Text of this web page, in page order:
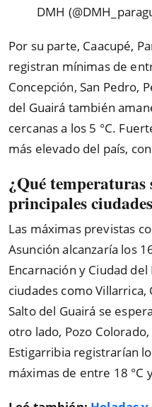
DMH
Por su parte, Caacupé,
registran mínimas de
Concepción, San Pedro,
del Guairá también
cercanas a los 5 °C.
más elevado del país,
¿Qué temperaturas
principales
Las máximas previstas
Asunción alcanzaría los
Encarnación y Ciudad del
ciudades como Villarrica,
Salto del Guairá se
otro lado, Pozo
Estigarribia registrarían
máximas de entre 18 °C